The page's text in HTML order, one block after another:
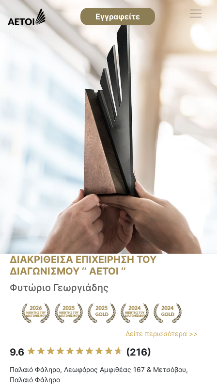
Εγγραφείτε
ΔΙΑΚΡΙΘΕΙΣΑ ΕΠΙΧΕΙΡΗΣΗ ΤΟΥ
ΔΙΑΓΩΝΙΣΜΟΥ ‘’ ΑΕΤΟΙ ‘’
Φυτώριο Γεωργιάδης
Δείτε περισσότερα >>
9.6 (216)
Παλαιό Φάληρο, Λεωφόρος Αμφιθέας 167 & Μετσόβου,
Παλαιό Φάληρο